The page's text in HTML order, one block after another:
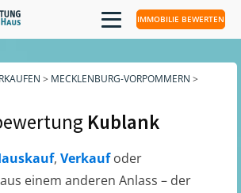
IMMOBILIE BEWERTEN
> MECKLENBURG-VORPOMMERN >
Kublank
, Verkaufoder
aus einem anderen Anlass – der